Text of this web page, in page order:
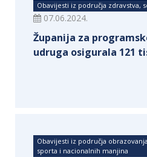
Obavijesti iz područja zdravstva,
07.06.2024.
Županija za
udruga osigurala 121
Obavijesti iz područja
sporta i nacionalnih manjina